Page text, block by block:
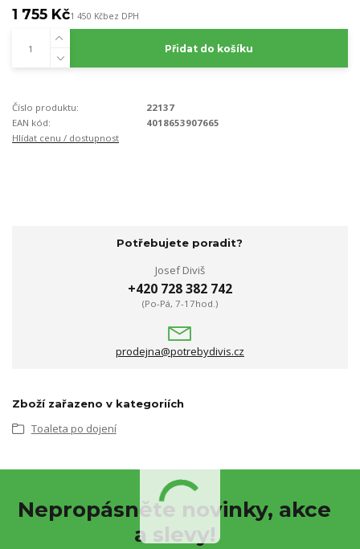
1 755 Kč1 450 Kčbez DPH
Přidat do košíku
Číslo produktu:
22137
EAN kód:
4018653907665
Hlídat cenu / dostupnost
Potřebujete poradit?
Josef Diviš
+420 728 382 742
(Po-Pá, 7-17hod.)
prodejna@potrebydivis.cz
Zboží zařazeno v kategoriích
Toaleta po dojení
Nepropásněte novinky, akce
a slevy!